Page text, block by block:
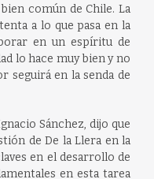
común de Chile. La
a lo que pasa en la
en un espíritu de
lo hace muy bien y no
seguirá en la senda de
Sánchez, dijo que
de De la Llera en la
en el desarrollo de
en esta tarea